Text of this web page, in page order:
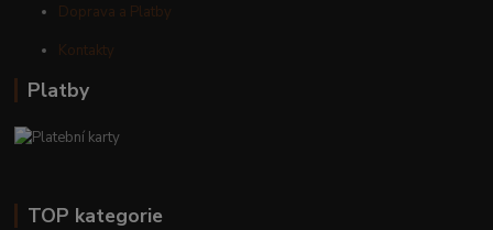
Doprava a Platby
Kontakty
Platby
TOP kategorie